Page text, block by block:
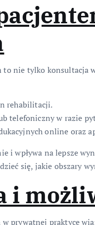
nie tylko konsultacja
rehabilitacji.
telefoniczny w razie
online oraz
i wpływa na lepsze
się, jakie obszary
i
prywatnej praktyce